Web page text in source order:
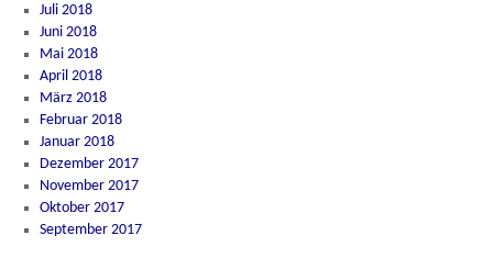
Juli 2018
Juni 2018
Mai 2018
April 2018
März 2018
Februar 2018
Januar 2018
Dezember 2017
November 2017
Oktober 2017
September 2017